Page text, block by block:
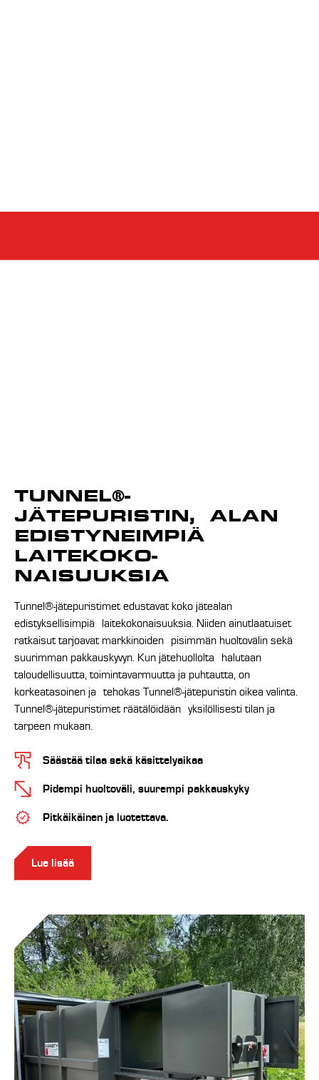
TUNNEL®-
JÄTEPURISTIN, ALAN
EDISTYNEIMPIÄ
LAITEKOKO­
NAISUUKSIA
Tunnel®-jätepuristimet edustavat koko jätealan
edistyksellisimpiä laitekokonaisuuksia. Niiden ainutlaatuiset
ratkaisut tarjoavat markkinoiden pisimmän huoltovälin sekä
suurimman pakkauskyvyn. Kun jätehuollolta halutaan
taloudellisuutta, toimintavarmuutta ja puhtautta, on
korkeatasoinen ja tehokas Tunnel®-jätepuristin oikea valinta.
Tunnel®-jätepuristimet räätälöidään yksilöllisesti tilan ja
tarpeen mukaan.
Säästää tilaa sekä käsittelyaikaa
Pidempi huoltoväli, suurempi pakkauskyky
Pitkäikäinen ja luotettava.
Lue lisää